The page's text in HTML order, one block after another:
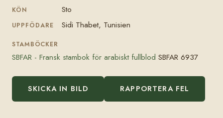
KÖN Sto
UPPFÖDARE Sidi Thabet, Tunisien
STAMBÖCKER
SBFAR - Fransk stambok för arabiskt fullblod SBFAR 6937
SKICKA IN BILD RAPPORTERA FEL